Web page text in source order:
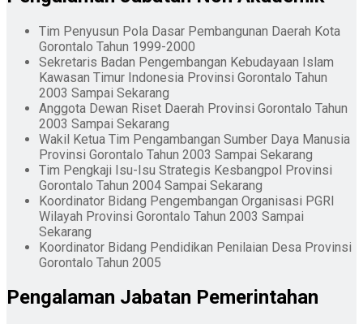
Tim Penyusun Pola Dasar Pembangunan Daerah Kota
Gorontalo Tahun 1999-2000
Sekretaris Badan Pengembangan Kebudayaan Islam
Kawasan Timur Indonesia Provinsi Gorontalo Tahun
2003 Sampai Sekarang
Anggota Dewan Riset Daerah Provinsi Gorontalo Tahun
2003 Sampai Sekarang
Wakil Ketua Tim Pengambangan Sumber Daya Manusia
Provinsi Gorontalo Tahun 2003 Sampai Sekarang
Tim Pengkaji Isu-Isu Strategis Kesbangpol Provinsi
Gorontalo Tahun 2004 Sampai Sekarang
Koordinator Bidang Pengembangan Organisasi PGRI
Wilayah Provinsi Gorontalo Tahun 2003 Sampai
Sekarang
Koordinator Bidang Pendidikan Penilaian Desa Provinsi
Gorontalo Tahun 2005
Pengalaman Jabatan Pemerintahan